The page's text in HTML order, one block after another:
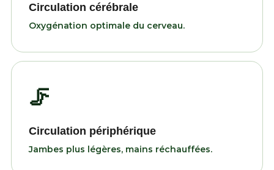
Circulation cérébrale
Oxygénation optimale du cerveau.
🦵
Circulation périphérique
Jambes plus légères, mains réchauffées.